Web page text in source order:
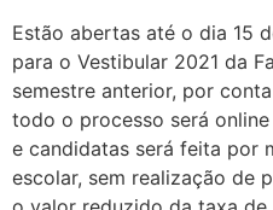
Estão abertas até o dia 15
para o Vestibular 2021 da
semestre anterior, por
todo o processo será
e candidatas será feita por
escolar, sem realização de